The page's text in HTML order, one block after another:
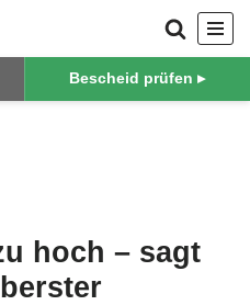
Bescheid prüfen ▸
hoch – sagt